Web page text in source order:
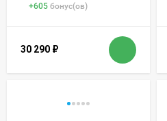
+605 бонус(ов)
30 290 ₽